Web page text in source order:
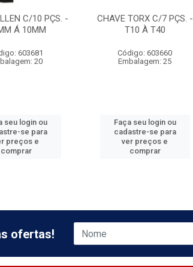
C/10 PÇS. -
Á 10MM
603681
20
seu login ou
se para
preços e
comprar
CHAVE TORX C/7 PÇS. -
T10 À T40
Código: 603660
Embalagem: 25
Faça seu login ou
cadastre-se para
ver preços e
comprar
ofertas!